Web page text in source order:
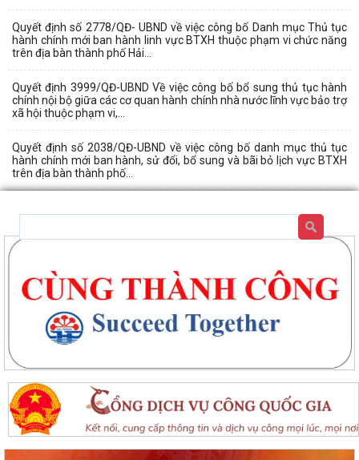
Quyết định số 2778/QĐ- UBND về việc công bố Danh mục Thủ tục
hành chính mới ban hành linh vực BTXH thuộc phạm vi chức năng
trên địa bàn thành phố Hải...
Quyết định 3999/QĐ-UBND Về việc công bố bổ sung thủ tục hành
chính nội bộ giữa các cơ quan hành chính nhà nước lĩnh vực bảo trợ
xã hội thuộc phạm vi,...
Quyết định số 2038/QĐ-UBND về việc công bố danh mục thủ tục
hành chính mới ban hành, sử đổi, bổ sung và bãi bỏ lịch vực BTXH
trên địa bàn thành phố...